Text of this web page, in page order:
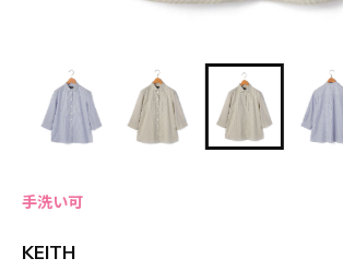
手洗い可
KEITH